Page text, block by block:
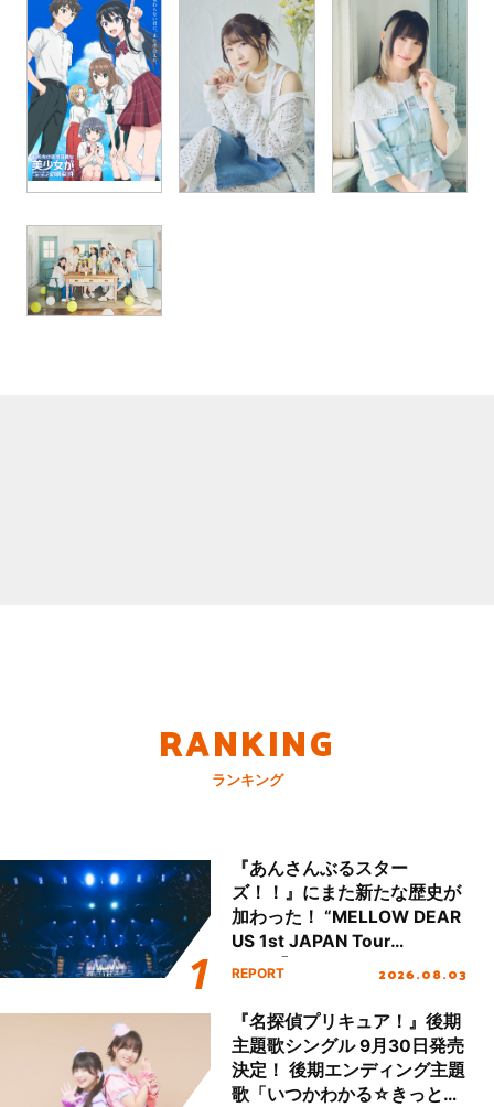
RANKING
ランキング
『あんさんぶるスター
ズ！！』にまた新たな歴史が
加わった！ “MELLOW DEAR
US 1st JAPAN Tour
Final「NICE to meet YOU
ート!!
REPORT 2026.08.03
『名探偵プリキュア！』後期
主題歌シングル 9月30日発売
決定！ 後期エンディング主題
歌「いつかわかる☆きっとあ